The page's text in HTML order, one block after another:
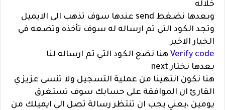
خلاله
وبعدها نضغط send عندها سوف تذهب الى الايميل
وتجد الكود التي تم ارساله له سوف تأخذه وتضعه في
الخيار الاخير
Verify code هنا نضع الكود التي تم ارساله لنا
بعدها نختار next
هنا نكون انتهينا من عملية التسجيل ولا تنسى عزيزي
القارئ ان الموافقة على حسابك سوف تستغرق
يومين ،يعني يجب ان تنتظر رسالة تصل الى ايميلك من